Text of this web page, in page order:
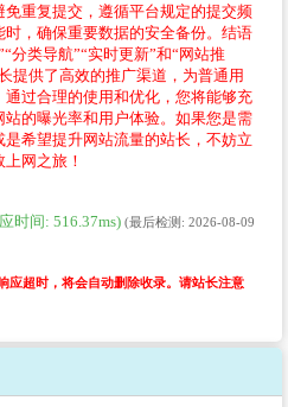
重复提交，遵循平台规定的提交频
，确保重要数据的安全备份。结语
分类导航”“实时更新”和“网站推
提供了高效的推广渠道，为普通用
通过合理的使用和优化，您将能够充
的曝光率和用户体验。如果您是需
希望提升网站流量的站长，不妨立
网之旅！
时间: 516.37ms) (最后检测: 2026-08-09
应超时，将会自动删除收录。请站长注意